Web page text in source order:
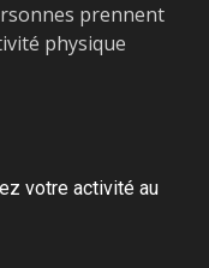
prennent
physique
votre activité au